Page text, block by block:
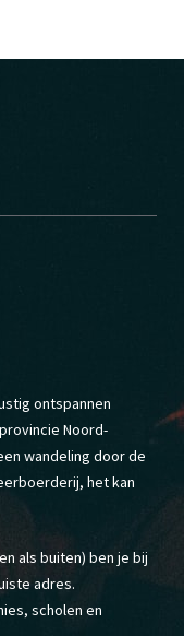
ontspannen
Noord-
wandeling door de
het kan
als buiten) ben je bij
adres.
scholen en